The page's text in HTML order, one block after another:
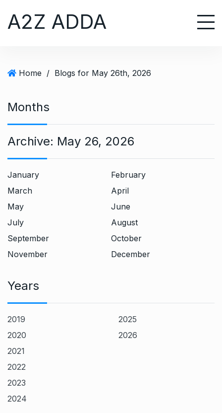
A2Z ADDA
Home / Blogs for May 26th, 2026
Months
Archive: May 26, 2026
January
February
March
April
May
June
July
August
September
October
November
December
Years
2019
2020
2021
2022
2023
2024
2025
2026